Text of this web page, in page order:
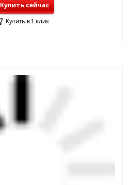
Купить сейчас
Купить в 1 клик